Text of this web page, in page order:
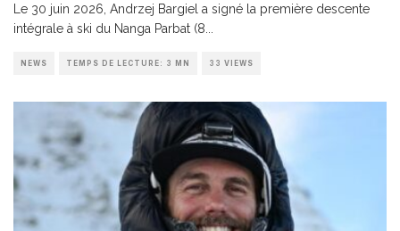
Le 30 juin 2026, Andrzej Bargiel a signé la première descente
intégrale à ski du Nanga Parbat (8
NEWS TEMPS DE LECTURE: 3 MN 33 VIEWS